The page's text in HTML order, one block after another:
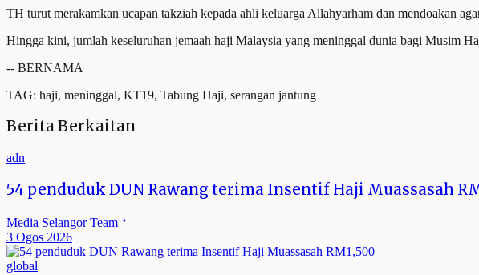
TH turut merakamkan ucapan takziah kepada ahli keluarga Allahyarham dan mendoakan
Hingga kini, jumlah keseluruhan jemaah haji Malaysia yang meninggal dunia bagi Musim
-- BERNAMA
TAG: haji, meninggal, KT19, Tabung Haji, serangan jantung
Berita Berkaitan
adn
54 penduduk DUN Rawang terima Insentif Haji Muassasah
Media Selangor Team
3 Ogos 2026
global